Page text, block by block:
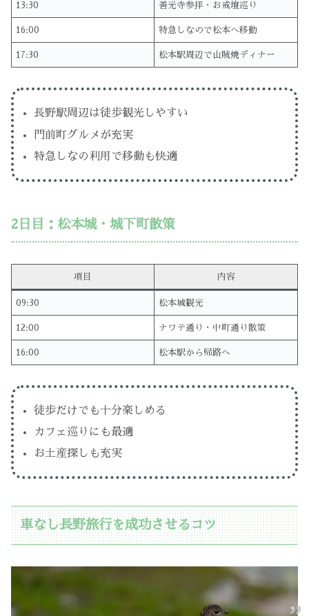
13:30 善光寺参拝・お戒壇巡り
16:00 特急しなので松本へ移動
17:30 松本駅周辺で山賊焼ディナー
長野駅周辺は徒歩観光しやすい
門前町グルメが充実
特急しなの利用で移動も快適
2日目：松本城・城下町散策
項目 内容
09:30 松本城観光
12:00 ナワテ通り・中町通り散策
16:00 松本駅から帰路へ
徒歩だけでも十分楽しめる
カフェ巡りにも最適
お土産探しも充実
車なし長野旅行を成功させるコツ